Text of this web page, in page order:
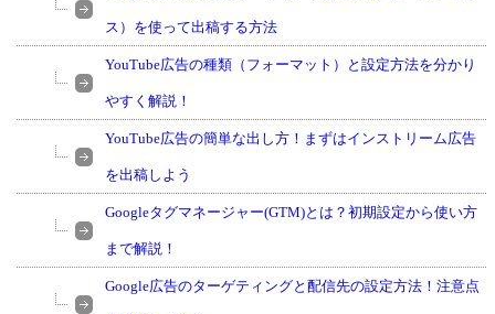
ス）を使って出稿する方法
YouTube広告の種類（フォーマット）と設定方法を分かり
やすく解説！
YouTube広告の簡単な出し方！まずはインストリーム広告
を出稿しよう
Googleタグマネージャー(GTM)とは？初期設定から使い方
まで解説！
Google広告のターゲティングと配信先の設定方法！注意点